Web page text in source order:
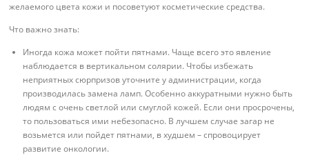
желаемого цвета кожи и посоветуют косметические средства.
Что важно знать:
Иногда кожа может пойти пятнами. Чаще всего это явление
наблюдается в вертикальном солярии. Чтобы избежать
неприятных сюрпризов уточните у администрации, когда
производилась замена ламп. Особенно аккуратными нужно быть
людям с очень светлой или смуглой кожей. Если они просрочены,
то пользоваться ими небезопасно. В лучшем случае загар не
возьмется или пойдет пятнами, в худшем – спровоцирует
развитие онкологии.